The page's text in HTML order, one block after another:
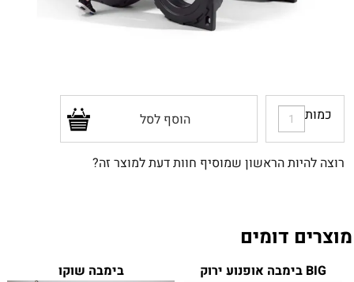
כמות הוסף לסל
רוצה להיות הראשון שמוסיף חוות דעת למוצר זה?
מוצרים דומים
BIG בימבה אופנוע ירוק בימבה שוקו